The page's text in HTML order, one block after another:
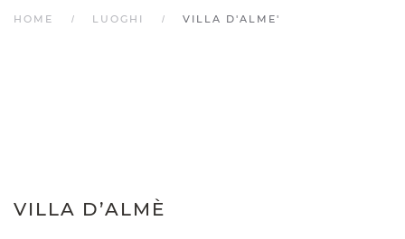
HOME LUOGHI VILLA D'ALME'
VILLA D’ALMÈ